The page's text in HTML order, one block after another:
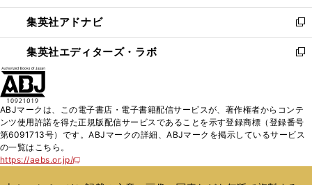
開
く
ウ
で
開
く
ン
ド
ウ
で
ウ
ィ
ン
ド
く
集英社アドナビ
新
し
い
ド
ウ
で
集英社エディターズ・ラボ
新
ィ
ン
ド
ABJマークは、この電子書店・電子書籍配信サービスが、著作権者からコンテ
ンツ使用許諾を得た正規版配信サービスであることを示す登録商標（登録番号
第6091713号）です。ABJマークの詳細、ABJマークを掲示しているサービス
の一覧はこちら。
https://aebs.or.jp/
新